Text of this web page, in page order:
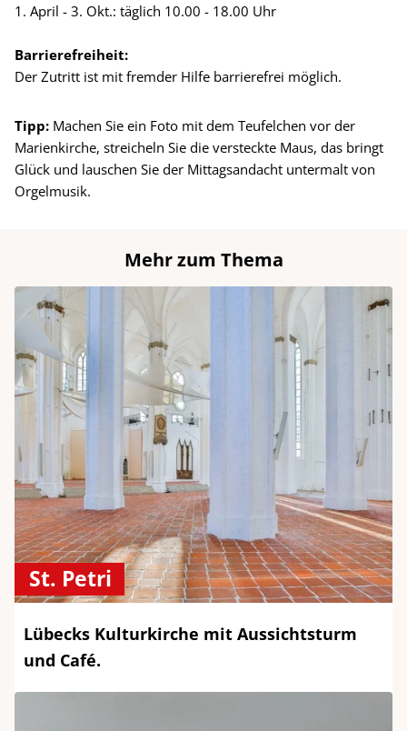
1. April - 3. Okt.: täglich 10.00 - 18.00 Uhr
Barrierefreiheit:
Der Zutritt ist mit fremder Hilfe barrierefrei möglich.
Tipp: Machen Sie ein Foto mit dem Teufelchen vor der
Marienkirche, streicheln Sie die versteckte Maus, das bringt
Glück und lauschen Sie der Mittagsandacht untermalt von
Orgelmusik.
Mehr zum Thema
St. Petri
Lübecks Kulturkirche mit Aussichtsturm
und Café.